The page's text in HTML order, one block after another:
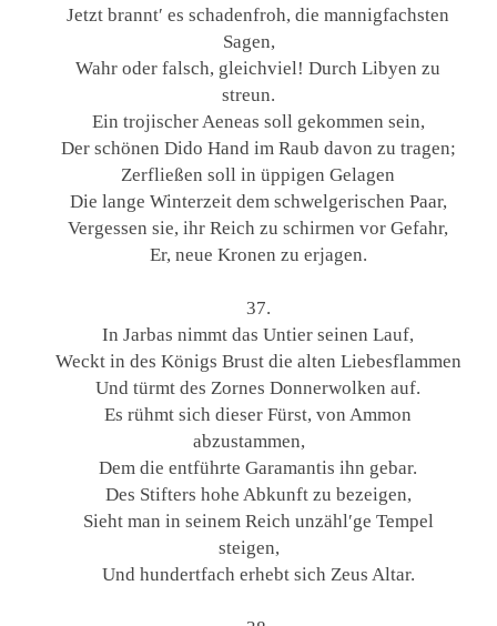
Jetzt brannt′ es schadenfroh, die mannigfachsten
Sagen,
Wahr oder falsch, gleichviel! Durch Libyen zu
streun.
Ein trojischer Aeneas soll gekommen sein,
Der schönen Dido Hand im Raub davon zu tragen;
Zerfließen soll in üppigen Gelagen
Die lange Winterzeit dem schwelgerischen Paar,
Vergessen sie, ihr Reich zu schirmen vor Gefahr,
Er, neue Kronen zu erjagen.
37.
In Jarbas nimmt das Untier seinen Lauf,
Weckt in des Königs Brust die alten Liebesflammen
Und türmt des Zornes Donnerwolken auf.
Es rühmt sich dieser Fürst, von Ammon
abzustammen,
Dem die entführte Garamantis ihn gebar.
Des Stifters hohe Abkunft zu bezeigen,
Sieht man in seinem Reich unzähl′ge Tempel
steigen,
Und hundertfach erhebt sich Zeus Altar.